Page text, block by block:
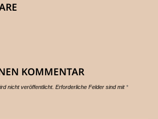
KOMMENTAR
nicht veröffentlicht. Erforderliche Felder sind mit*